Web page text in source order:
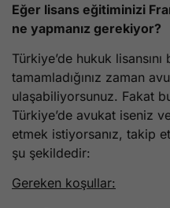
Eğer lisans eğitiminizi
ne yapmanız gerekiyor?
Türkiye’de hukuk lisansını
tamamladığınız zaman
ulaşabiliyorsunuz. Fakat
Türkiye’de avukat iseniz
etmek istiyorsanız, takip
şu şekildedir:
Gereken koşullar: